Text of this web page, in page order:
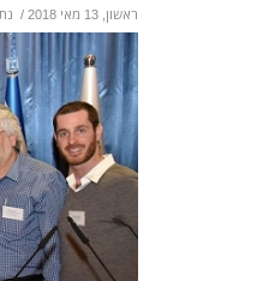
ראשון, 13 מאי 2018 /